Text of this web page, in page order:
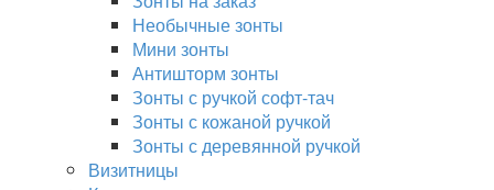
Необычные зонты
Мини зонты
Антишторм зонты
Зонты с ручкой софт-тач
Зонты с кожаной ручкой
Зонты с деревянной ручкой
Визитницы